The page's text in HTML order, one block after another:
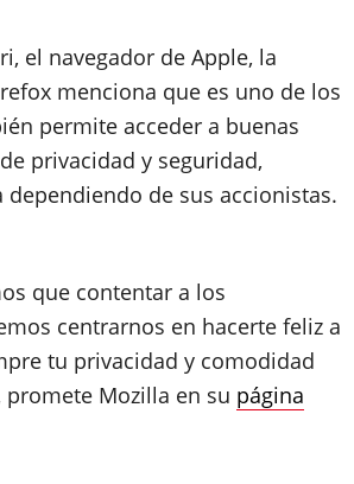
el navegador de Apple, la
menciona que es uno de los
permite acceder a buenas
privacidad y seguridad,
de sus accionistas.
que contentar a los
centrarnos en hacerte feliz a
tu privacidad y comodidad
promete Mozilla en su página